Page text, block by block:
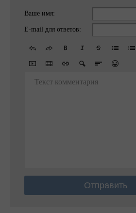
Ваше имя:
E-mail для ответов:
Текст комментария